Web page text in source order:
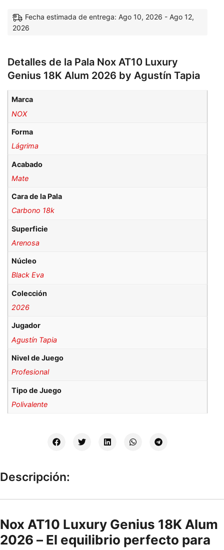
Fecha estimada de entrega: Ago 10, 2026 - Ago 12,
2026
Detalles de la Pala Nox AT10 Luxury
Genius 18K Alum 2026 by Agustín Tapia
Marca
NOX
Forma
Lágrima
Acabado
Mate
Cara de la Pala
Carbono 18k
Superficie
Arenosa
Núcleo
Black Eva
Colección
2026
Jugador
Agustín Tapia
Nivel de Juego
Profesional
Tipo de Juego
Polivalente
Descripción:
Nox AT10 Luxury Genius 18K Alum
2026 – El equilibrio perfecto para